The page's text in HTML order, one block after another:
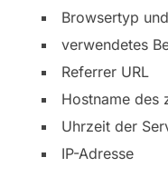
Browsertyp
verwendetes
Referrer URL
Hostname des
Uhrzeit der
IP-Adresse